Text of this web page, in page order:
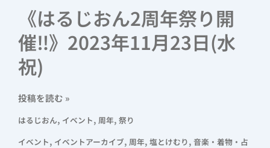
《はるじおん2周年祭り開
催‼》2023年11月23日(水
祝)
投稿を読む »
はるじおん, イベント, 周年, 祭り
イベント, イベントアーカイブ, 周年, 塩とけむり, 音楽・着物・占